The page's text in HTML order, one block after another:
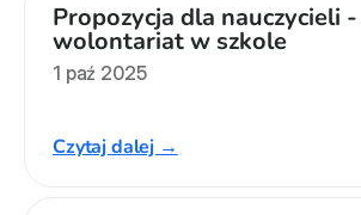
Propozycja dla nauczycieli -
wolontariat w szkole
1 paź 2025
Czytaj dalej →